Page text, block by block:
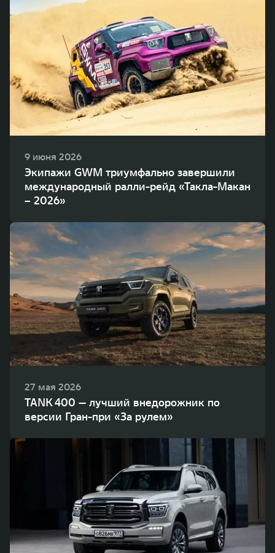
9 июня 2026
Экипажи GWM триумфально завершили
международный ралли-рейд «Такла-Макан
– 2026»
27 мая 2026
TANK 400 — лучший внедорожник по
версии Гран-при «За рулем»